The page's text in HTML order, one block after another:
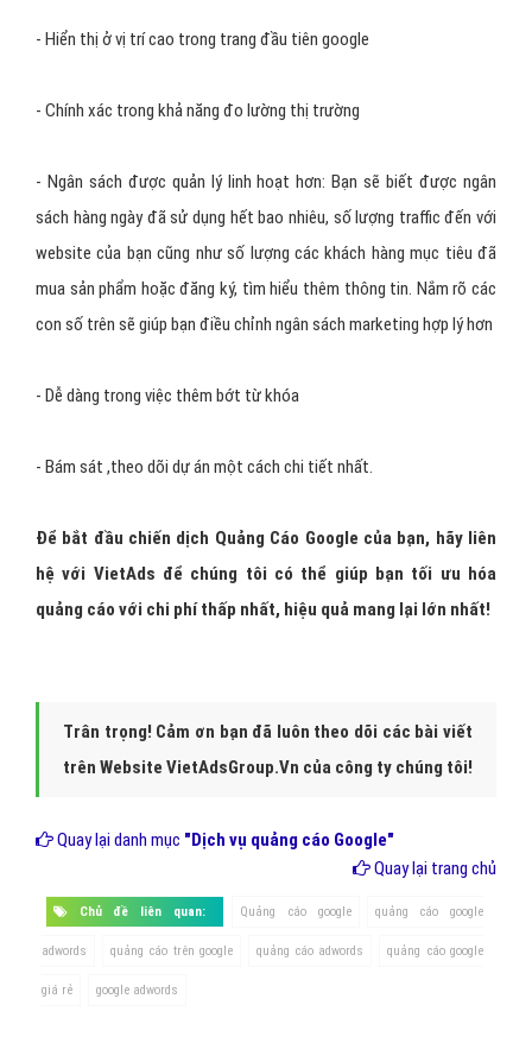
- Hiển thị ở vị trí cao trong trang đầu tiên google
- Chính xác trong khả năng đo lường thị trường
- Ngân sách được quản lý linh hoạt hơn: Bạn sẽ biết được ngân
sách hàng ngày đã sử dụng hết bao nhiêu, số lượng traffic đến với
website của bạn cũng như số lượng các khách hàng mục tiêu đã
mua sản phẩm hoặc đăng ký, tìm hiểu thêm thông tin. Nắm rõ các
con số trên sẽ giúp bạn điều chỉnh ngân sách marketing hợp lý hơn
- Dễ dàng trong việc thêm bớt từ khóa
- Bám sát ,theo dõi dự án một cách chi tiết nhất.
Để bắt đầu chiến dịch Quảng Cáo Google của bạn, hãy liên
hệ với VietAds để chúng tôi có thể giúp bạn tối ưu hóa
quảng cáo với chi phí thấp nhất, hiệu quả mang lại lớn nhất!
Trân trọng! Cảm ơn bạn đã luôn theo dõi các bài viết
trên Website VietAdsGroup.Vn của công ty chúng tôi!
Quay lại danh mục "Dịch vụ quảng cáo Google"
Quay lại trang chủ
Chủ đề liên quan: Quảng cáo google quảng cáo google
adwords quảng cáo trên google quảng cáo adwords quảng cáo google
giá rẻ google adwords